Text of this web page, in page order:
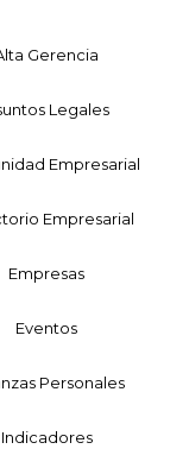
Gerencia
Legales
Empresarial
Empresarial
Empresas
Eventos
Personales
Indicadores